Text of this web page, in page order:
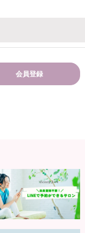
会員登録